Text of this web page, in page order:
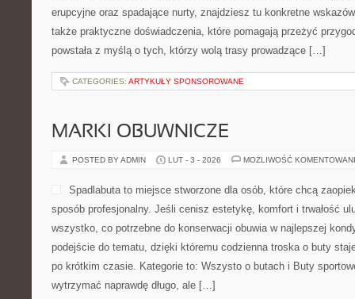
erupcyjne oraz spadające nurty, znajdziesz tu konkretne
także praktyczne doświadczenia, które pomagają przeżyć
powstała z myślą o tych, którzy wolą trasy prowadzące […]
CATEGORIES: ARTYKUŁY SPONSOROWANE
MARKI OBUWNICZE
POSTED BY ADMIN LUT - 3 - 2026 MOŻLIWOŚĆ
Spadlabuta to miejsce stworzone dla osób, które chcą
sposób profesjonalny. Jeśli cenisz estetykę, komfort i trwałość
wszystko, co potrzebne do konserwacji obuwia w najlepszej
podejście do tematu, dzięki któremu codzienna troska o buty
po krótkim czasie. Kategorie to: Wszysto o butach i Buty
wytrzymać naprawdę długo, ale […]